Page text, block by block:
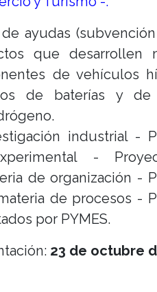
ayudas
que desarrollen
de vehículos
de baterías y
industrial -
-
de organización -
de procesos -
por PYMES.
23 de octubre